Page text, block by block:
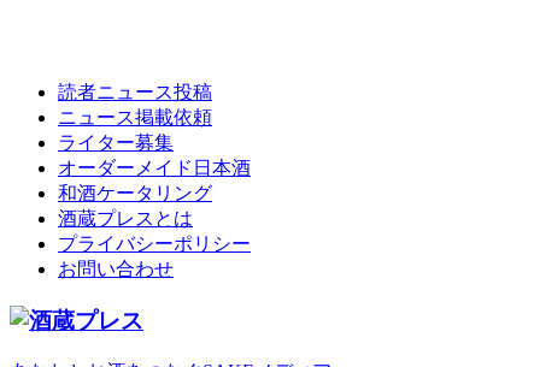
読者ニュース投稿
ニュース掲載依頼
ライター募集
オーダーメイド日本酒
和酒ケータリング
酒蔵プレスとは
プライバシーポリシー
お問い合わせ